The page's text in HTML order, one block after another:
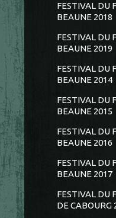
FESTIVAL DU
BEAUNE 2018
FESTIVAL DU
BEAUNE 2019
FESTIVAL DU
BEAUNE 2014
FESTIVAL DU
BEAUNE 2015
FESTIVAL DU
BEAUNE 2016
FESTIVAL DU
BEAUNE 2017
FESTIVAL DU
DE CABOURG